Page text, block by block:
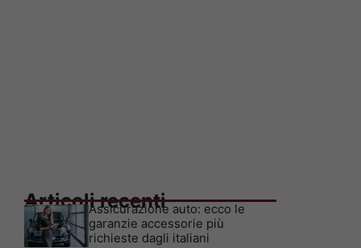
Articoli recenti
Assicurazione auto: ecco le
garanzie accessorie più
richieste dagli italiani